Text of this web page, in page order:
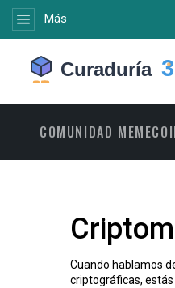
Más
COMUNIDAD
Cuando hablamos
criptográficas,